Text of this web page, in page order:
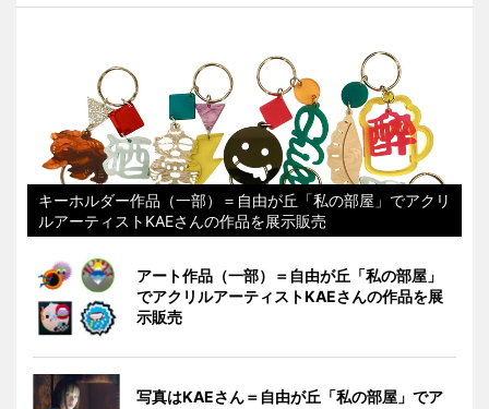
キーホルダー作品（一部）＝自由が丘「私の部屋」でアクリ
ルアーティストKAEさんの作品を展示販売
アート作品（一部）＝自由が丘「私の部屋」
でアクリルアーティストKAEさんの作品を展
示販売
写真はKAEさん＝自由が丘「私の部屋」でア